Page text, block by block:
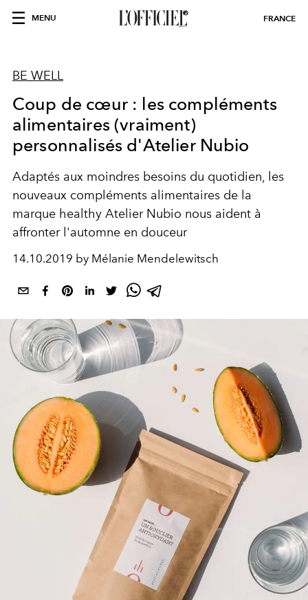
MENU FRANCE
BE WELL
Coup de cœur : les compléments
alimentaires (vraiment)
personnalisés d'Atelier Nubio
Adaptés aux moindres besoins du quotidien, les
nouveaux compléments alimentaires de la
marque healthy Atelier Nubio nous aident à
affronter l'automne en douceur
14.10.2019 by Mélanie Mendelewitsch